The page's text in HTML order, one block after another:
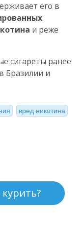
его в
и реже
сигареты ранее
Бразилии и
вред никотина